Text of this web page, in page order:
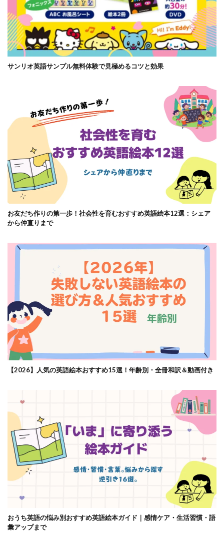
サンリオ英語サンプル無料体験で見極めるコツと効果
お友だち作りの第一歩！社会性を育むおすすめ英語絵本12選：シェア
から仲直りまで
【2026】人気の英語絵本おすすめ15選！年齢別・全冊和訳＆動画付き
おうち英語の悩み別おすすめ英語絵本ガイド｜感情ケア・生活習慣・語
彙アップまで